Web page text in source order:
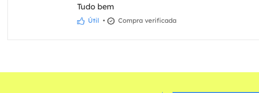
Tudo bem
Útil • Compra verificada